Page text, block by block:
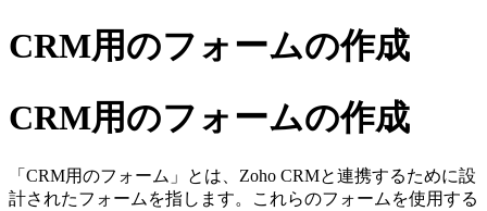
CRM用のフォームの作成
CRM用のフォームの作成
「CRM用のフォーム」とは、Zoho CRMと連携するために設
計されたフォームを指します。これらのフォームを使用する